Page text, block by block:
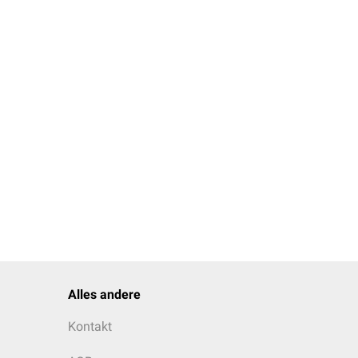
auch
Alles andere
Kontakt